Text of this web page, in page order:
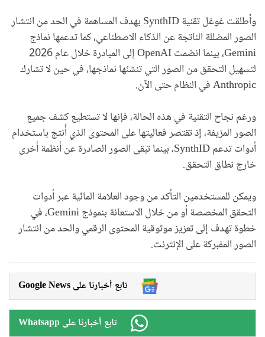
وأطلقت غوغل تقنية SynthID بهدف المساهمة في الحد من انتشار
الصور المضللة الناتجة عن الذكاء الاصطناعي، كما تدعمها نماذج
Gemini، بينما انضمت OpenAI إلى المبادرة خلال عام 2026
لتسهيل التحقق من الصور التي تنشئها نماذجها، في حين لا تشارك
Anthropic في النظام حتى الآن.
ورغم نجاح التقنية في هذه الحالة، فإنها لا تستطيع كشف جميع
الصور المزيفة، إذ تقتصر فعاليتها على المحتوى الذي أُنتج باستخدام
أدوات تدعم SynthID، بينما تبقى الصور الصادرة عن أنظمة أخرى
خارج نطاق التحقق.
ويمكن للمستخدمين التأكد من وجود العلامة المائية عبر أدوات
التحقق المخصصة أو من خلال الاستعانة بنموذج Gemini، في
خطوة تهدف إلى تعزيز موثوقية المحتوى الرقمي والحد من انتشار
الصور المفبركة على الإنترنت.
Google News تابع أخبارنا على
Whatsapp تابع أخبارنا على